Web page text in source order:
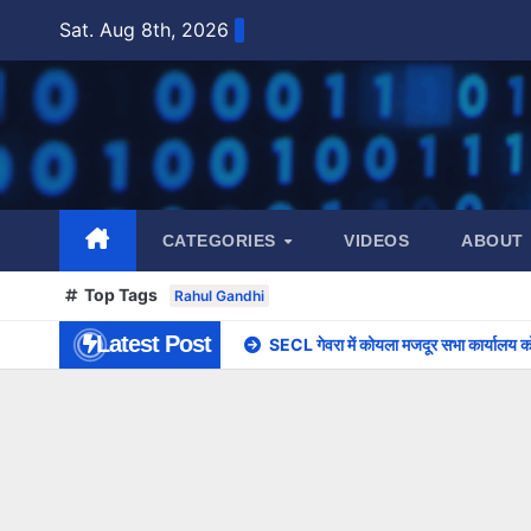
content
Sat. Aug 8th, 2026
CATEGORIES VIDEOS ABOUT
Top Tags Rahul Gandhi
Latest Post SECL गेवरा में कोयला मजदूर सभा